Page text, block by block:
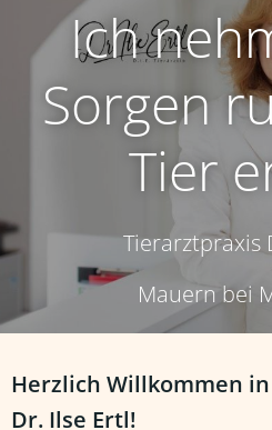
Ich
Sorgen
Tier
Tierarztpraxis
Mauern bei
Herzlich Willkommen
Dr. Ilse Ertl!